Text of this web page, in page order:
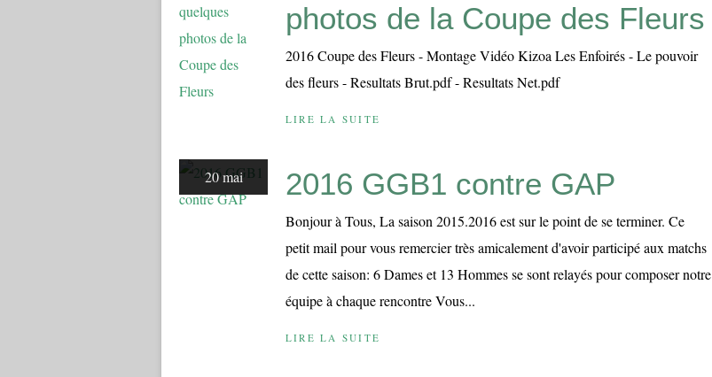
photos de la Coupe des Fleurs
2016 Coupe des Fleurs - Montage Vidéo Kizoa Les Enfoirés - Le pouvoir
des fleurs - Resultats Brut.pdf - Resultats Net.pdf
LIRE LA SUITE
20 mai 2016 GGB1 contre GAP
Bonjour à Tous, La saison 2015.2016 est sur le point de se terminer. Ce
petit mail pour vous remercier très amicalement d'avoir participé aux matchs
de cette saison: 6 Dames et 13 Hommes se sont relayés pour composer notre
équipe à chaque rencontre Vous...
LIRE LA SUITE